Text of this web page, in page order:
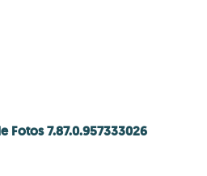
Fotos 7.87.0.957333026